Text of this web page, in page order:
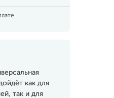
как для
так и для